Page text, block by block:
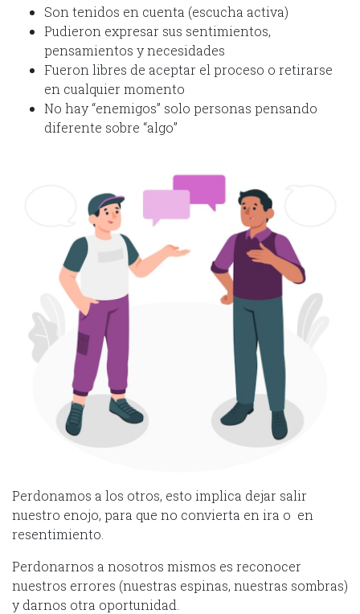
Son tenidos en cuenta (escucha activa)
Pudieron expresar sus sentimientos,
pensamientos y necesidades
Fueron libres de aceptar el proceso o retirarse
en cualquier momento
No hay “enemigos” solo personas pensando
diferente sobre “algo”
Perdonamos a los otros, esto implica dejar salir
nuestro enojo, para que no convierta en ira o en
resentimiento.
Perdonarnos a nosotros mismos es reconocer
nuestros errores (nuestras espinas, nuestras sombras)
y darnos otra oportunidad.